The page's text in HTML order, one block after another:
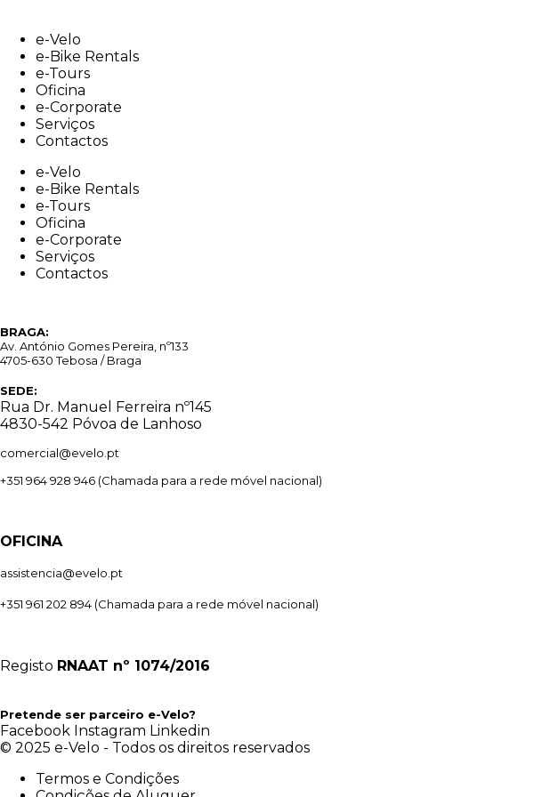
contente-Velo
e-Bike Rentals
e-Tours
Oficina
e-Corporate
Serviços
Contactos
e-Velo
e-Bike Rentals
e-Tours
Oficina
e-Corporate
Serviços
Contactos
BRAGA:
Av. António Gomes Pereira, nº133
4705-630 Tebosa / Braga
SEDE:
Rua Dr. Manuel Ferreira nº145
4830-542 Póvoa de Lanhoso
comercial@evelo.pt
+351 964 928 946 (Chamada para a rede móvel nacional)
OFICINA
assistencia@evelo.pt
+351 961 202 894 (Chamada para a rede móvel nacional)
Registo RNAAT nº 1074/2016
Pretende ser parceiro e-Velo?
Facebook Instagram Linkedin
© 2025 e-Velo - Todos os direitos reservados
Termos e Condições